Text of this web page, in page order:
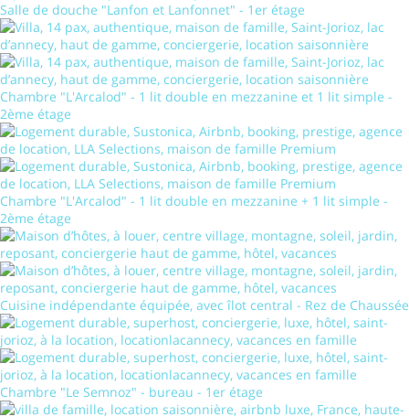
Salle de douche "Lanfon et Lanfonnet" - 1er étage
Chambre "L'Arcalod" - 1 lit double en mezzanine et 1 lit simple -
2ème étage
Chambre "L'Arcalod" - 1 lit double en mezzanine + 1 lit simple -
2ème étage
Cuisine indépendante équipée, avec îlot central - Rez de Chaussée
Chambre "Le Semnoz" - bureau - 1er étage